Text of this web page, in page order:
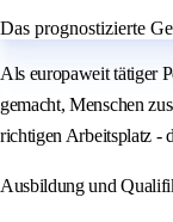
Das prognostizierte
Als europaweit tätiger
gemacht, Menschen
richtigen Arbeitsplatz -
Ausbildung und